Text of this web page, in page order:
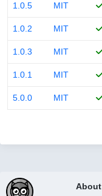
1.0.5 MIT
1.0.2 MIT
1.0.3 MIT
1.0.1 MIT
5.0.0 MIT
About